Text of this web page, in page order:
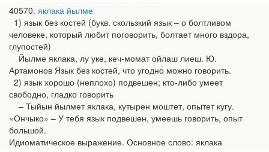
40570 яклака йылме
1) язык без костей (букв. скользкий язык – о болтливом
человеке, который любит поговорить, болтает много вздора,
глупостей)
Йылме яклака, лу уке, кеч-момат ойлаш лиеш. Ю.
Артамонов Язык без костей, что угодно можно говорить.
2) язык хорошо (неплохо) подвешен; кто-либо умеет
свободно, гладко говорить
– Тыйын йылмет яклака, кутырен моштет, опытет кугу.
«Ончыко» – У тебя язык подвешен, умеешь говорить, опыт
большой.
Идиоматическое выражение. Основное слово: яклака